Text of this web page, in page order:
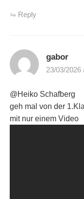
Reply
gabor
23/03/2026
@Heiko Schafberg
geh mal von der
mit nur einem Video